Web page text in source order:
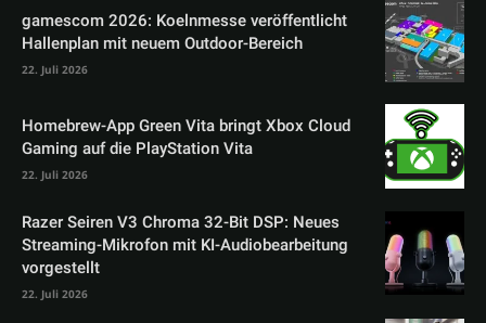
gamescom 2026: Koelnmesse veröffentlicht
Hallenplan mit neuem Outdoor-Bereich
22. Juli 2026
Homebrew-App Green Vita bringt Xbox Cloud
Gaming auf die PlayStation Vita
22. Juli 2026
Razer Seiren V3 Chroma 32-Bit DSP: Neues
Streaming-Mikrofon mit KI-Audiobearbeitung
vorgestellt
22. Juli 2026